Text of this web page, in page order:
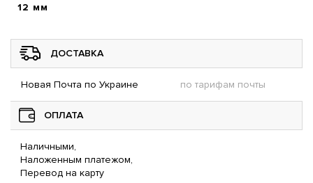
12 мм
ДОСТАВКА
Новая Почта по Украине по тарифам почты
ОПЛАТА
Наличными,
Наложенным платежом,
Перевод на карту